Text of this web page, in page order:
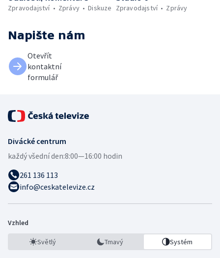
Zpravodajství
Zprávy Diskuze
Zpravodajství
Zprávy
Napište nám
Otevřít
kontaktní
formulář
Divácké centrum
každý všední den:8:00—16:00 hodin
261 136 113
info@ceskatelevize.cz
Vzhled
Světlý Tmavý Systém